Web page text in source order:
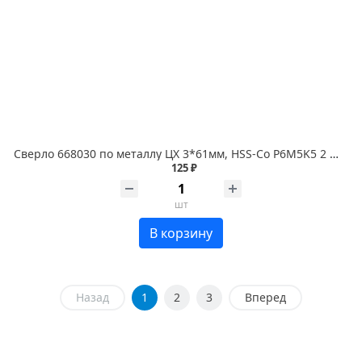
Сверло 668030 по металлу ЦХ 3*61мм, HSS-Co P6M5K5 2 шт. RENNBOHR COBALT CARD
125 ₽
шт
В корзину
Назад 1 2 3 Вперед